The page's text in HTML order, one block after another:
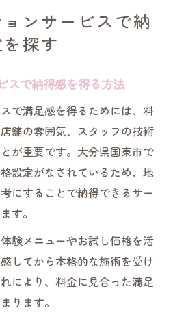
ンサービスで納
探す
スで納得感を得る方法
で満足感を得るためには、料
舗の雰囲気、スタッフの技術
が重要です。大分県国東市で
設定がなされているため、地
にすることで納得できるサー
す。
験メニューやお試し価格を活
してから本格的な施術を受け
により、料金に見合った満足
ります。